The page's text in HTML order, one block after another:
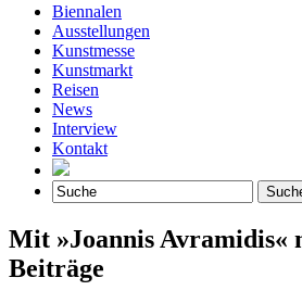
Biennalen
Ausstellungen
Kunstmesse
Kunstmarkt
Reisen
News
Interview
Kontakt
Mit »Joannis Avramidis«
Beiträge